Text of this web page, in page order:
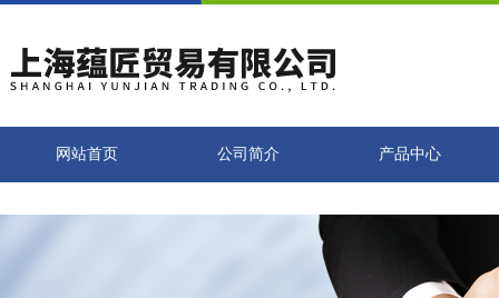
网站首页 公司简介 产品中心